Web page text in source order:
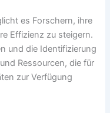
es Forschern, ihre
Effizienz zu steigern.
und die Identifizierung
Ressourcen, die für
zur Verfügung